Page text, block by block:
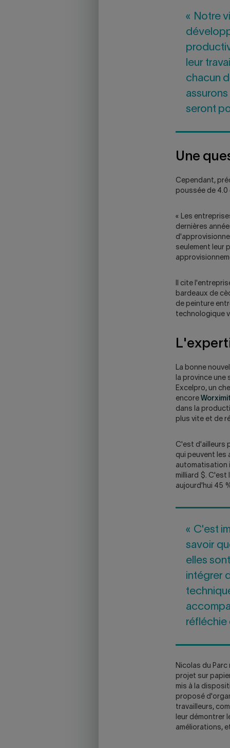
« Notre
leur
chacun
seront
Une
Cependant,
poussée de
« Les
dernières
seulement leur
Il cite
bardeaux de
de peinture
technologique
La bonne
la province
Excelpro, un
encore
dans la
plus vite et de
C'est d'ailleurs
qui peuvent les
automatisation
milliard $. C'est
aujourd'hui 45
« C'est
savoir
elles
intégrer
réfléchie
Nicolas du
projet sur
mis à la
proposé
travailleurs,
leur démontrer
améliorations,